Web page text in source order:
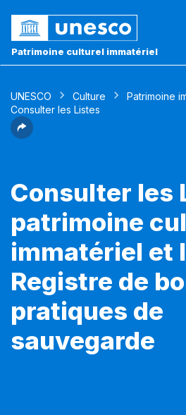
Patrimoine culturel immatériel
UNESCO Culture Patrimoine
Consulter les Listes
Consulter les
patrimoine
immatériel et
Registre de
pratiques de
sauvegarde